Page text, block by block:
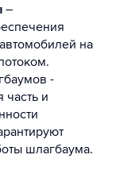
–
на
-
часть и
шлагбаума.